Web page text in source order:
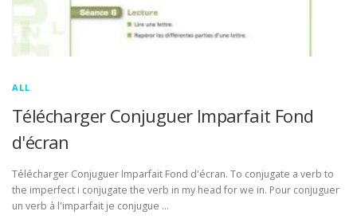
ALL
Télécharger Conjuguer Imparfait Fond
d'écran
Télécharger Conjuguer Imparfait Fond d'écran. To conjugate a verb to
the imperfect i conjugate the verb in my head for we in. Pour conjuguer
un verb à l'imparfait je conjugue …